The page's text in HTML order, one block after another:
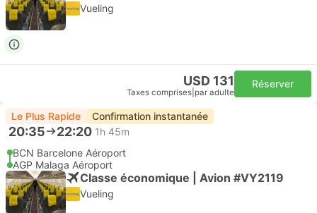
Vueling
USD 131
Taxes comprises par adulte
Réserver
Le Plus Rapide Confirmation instantanée
20:35 22:20 1h 45m
BCN Barcelone Aéroport
AGP Malaga Aéroport
Classe économique | Avion #VY2119
Vueling